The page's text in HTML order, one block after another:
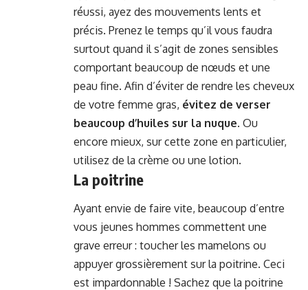
réussi, ayez des mouvements lents et
précis. Prenez le temps qu’il vous faudra
surtout quand il s’agit de zones sensibles
comportant beaucoup de nœuds et une
peau fine. Afin d’éviter de rendre les cheveux
de votre femme gras, évitez de verser
beaucoup d’huiles sur la nuque. Ou
encore mieux, sur cette zone en particulier,
utilisez de la crème ou une lotion.
La poitrine
Ayant envie de faire vite, beaucoup d’entre
vous jeunes hommes commettent une
grave erreur : toucher les mamelons ou
appuyer grossièrement sur la poitrine. Ceci
est impardonnable ! Sachez que la poitrine